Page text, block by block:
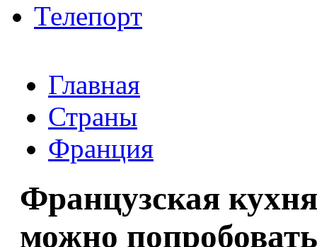
Телепорт
Главная
Страны
Франция
Французская
можно